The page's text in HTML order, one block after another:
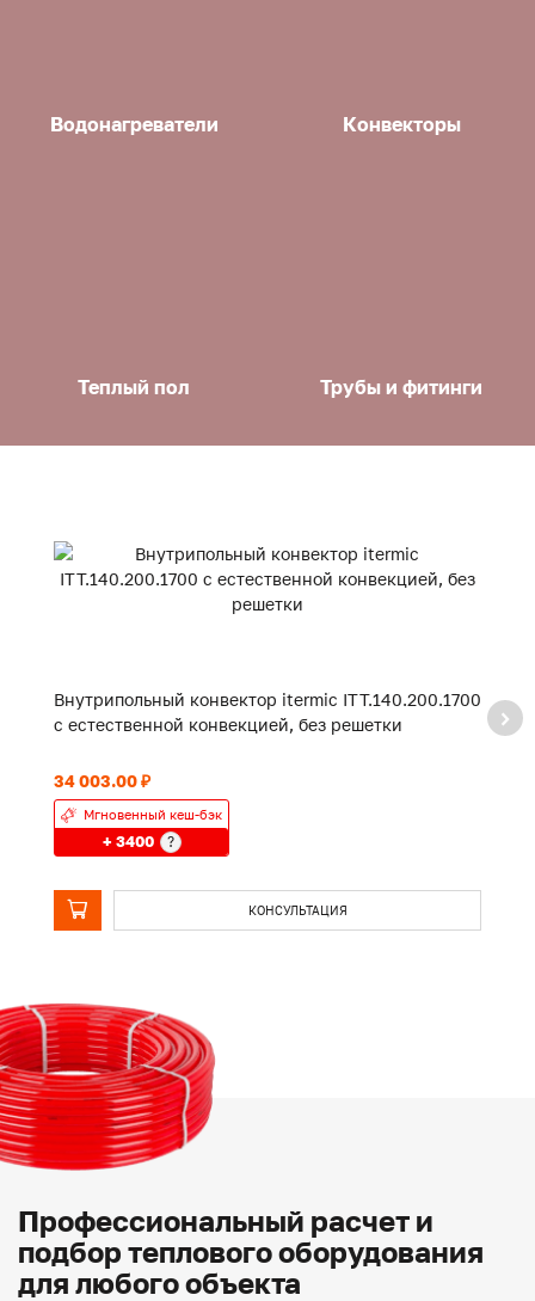
Водонагреватели Конвекторы
Теплый пол Трубы и фитинги
Внутрипольный конвектор itermic ITT.140.200.1700
с естественной конвекцией, без решетки
34 003.00 ₽
Мгновенный кеш-бэк
+ 3400 ?
КОНСУЛЬТАЦИЯ
с
Профессиональный расчет и
подбор теплового оборудования
для любого объекта